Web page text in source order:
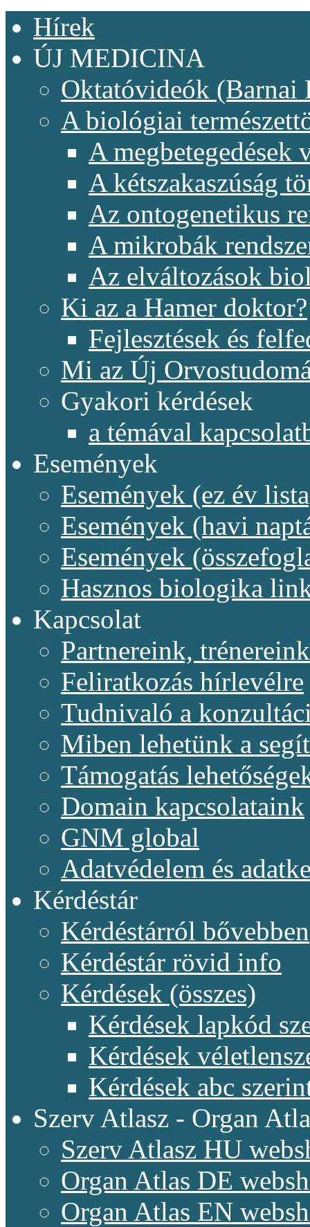
Hírek
ÚJ MEDICINA
Oktatóvideók (Barnai
A biológiai
A megbetegedések
A kétszakaszúság
Az ontogenetikus
A mikrobák
Az elváltozások
Ki az a Hamer doktor?
Fejlesztések és
Mi az Új
Gyakori kérdések
a témával
Események
Események (ez év
Események (havi
Események
Hasznos biologika
Kapcsolat
Partnereink, trénereink
Feliratkozás hírlevélre
Tudnivaló a
Miben lehetünk a
Támogatás
Domain kapcsolataink
GNM global
Adatvédelem és
Kérdéstár
Kérdéstárról bővebben
Kérdéstár rövid info
Kérdések (összes)
Kérdések lapkód
Kérdések
Kérdések abc
Szerv Atlasz - Organ
Szerv Atlasz HU
Organ Atlas DE
Organ Atlas EN